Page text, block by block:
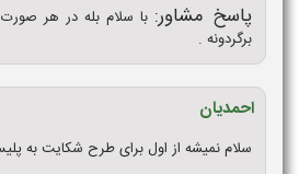
پاسخ مشاور: با سلام بله در هر
برگردونه .
احمدیان
سلام نمیشه از اول برای طرح شکایت به